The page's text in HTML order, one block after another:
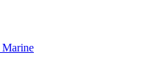
Marine